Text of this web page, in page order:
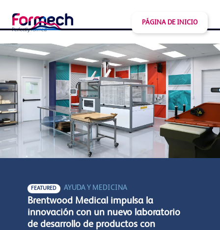
PÁGINA DE INICIO
FEATURED AYUDA Y MEDICINA
Brentwood Medical impulsa la
innovación con un nuevo laboratorio
de desarrollo de productos con